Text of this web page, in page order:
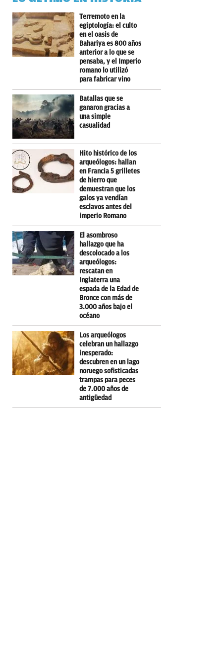
Terremoto en la
egiptología: el culto
en el oasis de
Bahariya es 800 años
anterior a lo que se
pensaba, y el Imperio
romano lo utilizó
para fabricar vino
Batallas que se
ganaron gracias a
una simple
casualidad
Hito histórico de los
arqueólogos: hallan
en Francia 5 grilletes
de hierro que
demuestran que los
galos ya vendían
esclavos antes del
imperio Romano
El asombroso
hallazgo que ha
descolocado a los
arqueólogos:
rescatan en
Inglaterra una
espada de la Edad de
Bronce con más de
3.000 años bajo el
océano
Los arqueólogos
celebran un hallazgo
inesperado:
descubren en un lago
noruego sofisticadas
trampas para peces
de 7.000 años de
antigüedad